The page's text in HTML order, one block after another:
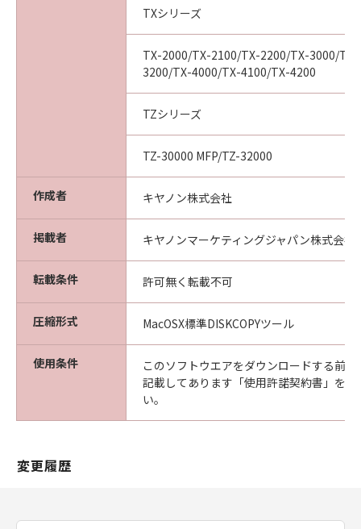
インストールされた時点で発効し、下記(2)また
は(3)により終了されるまで有効に存続します。
(2) お客様は、「本ソフトウエア」及びその複
製物のすべてを廃棄及び消去することにより、
本契約を終了させることができます。
(3) キヤノンは、お客様が本契約のいずれかの条
(4) お客様は、上記(3)による本契約の終了後直
ちに、「本ソフトウエア」及びその複製物のす
べてを廃棄及び消去するものとします。
準拠法
本契約は、日本国法に準拠するものとします。
U.S. GOVERNMENT RESTRICTED RIGHTS
NOTICE:
The Software is a "commercial item," as that
term is defined at 48 C.F.R. 2.101 (Oct 1995),
consisting of "commercial computer
software" and "commercial computer
software documentation," as such terms are
used in 48 C.F.R. 12.212 (Sept 1995).
Consistent with 48 C.F.R. 12.212 and 48 C.F.R.
all U.S. Government End Users shall acquire
the Software with only those rights set forth
Shimomaruko 3-chome, Ohta-ku, Tokyo 146-
TXシリーズ
TX-2000/TX-2100/TX-2200/TX-3000/
3200/TX-4000/TX-4100/TX-4200
TZシリーズ
TZ-30000 MFP/TZ-32000
作成者 キヤノン株式会社
掲載者 キヤノンマーケティングジャパン株式会社
転載条件 許可無く転載不可
圧縮形式 MacOSX標準DISKCOPYツール
使用条件
このソフトウエアをダウンロードする前
記載してあります「使用許諾契約書」を
い。
変更履歴